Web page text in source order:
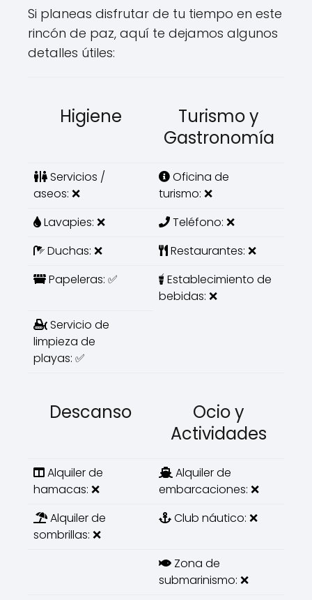
Si planeas disfrutar de tu tiempo en este
rincón de paz, aquí te dejamos algunos
detalles útiles:
Higiene
Turismo y
Gastronomía
Servicios /
aseos: ❌
Oficina de
turismo: ❌
Lavapies: ❌
Teléfono: ❌
Duchas: ❌
Restaurantes: ❌
Papeleras: ✅
Establecimiento de
bebidas: ❌
Servicio de
limpieza de
playas: ✅
Descanso
Ocio y
Actividades
Alquiler de
hamacas: ❌
Alquiler de
embarcaciones: ❌
Alquiler de
sombrillas: ❌
Club náutico: ❌
Zona de
submarinismo: ❌